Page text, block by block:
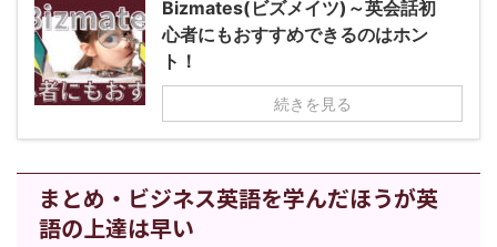
Bizmates(ビズメイツ)～英会話初
心者にもおすすめできるのはホン
ト！
続きを見る
まとめ・ビジネス英語を学んだほうが英
語の上達は早い